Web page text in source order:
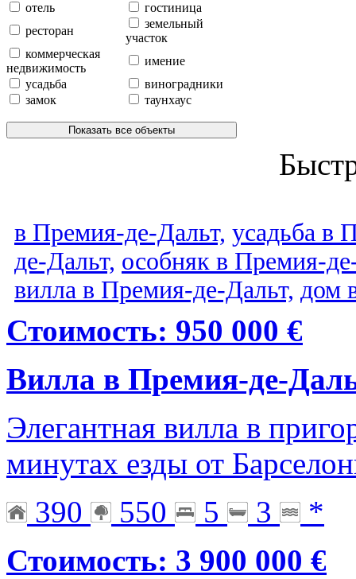
отель
гостиница
ресторан
земельный
участок
коммерческая
недвижимость
имение
усадьба
виноградники
замок
таунхаус
Показать все объекты
в Премия-де-Дальт, усадьба в
де-Дальт, особняк в Премия-
вилла в Премия-де-Дальт, дом
Стоимость: 950 000 €
Вилла в Премия-де-
Элегантная вилла в
минутах езды от
390
550 5 3
*
Стоимость: 3 900 000 €